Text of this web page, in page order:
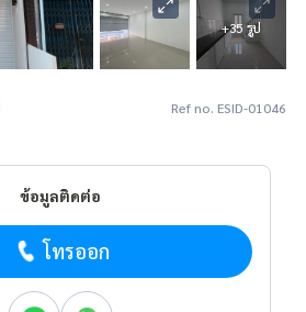
+35 รูป
Ref no. ESID-01046
ข้อมูลติดต่อ
โทรออก